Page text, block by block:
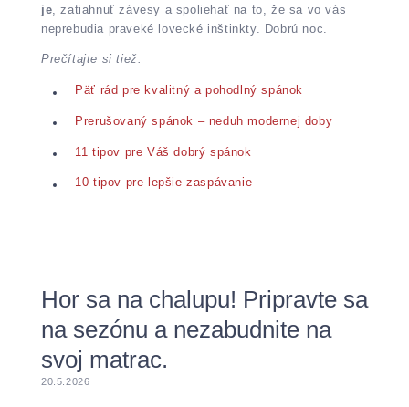
je , zatiahnuť závesy a spoliehať na to, že sa vo vás
neprebudia praveké lovecké inštinkty. Dobrú noc.
Prečítajte si tiež:
Päť rád pre kvalitný a pohodlný spánok
Prerušovaný spánok – neduh modernej doby
11 tipov pre Váš dobrý spánok
10 tipov pre lepšie zaspávanie
Hor sa na chalupu! Pripravte sa
na sezónu a nezabudnite na
svoj matrac.
20.5.2026